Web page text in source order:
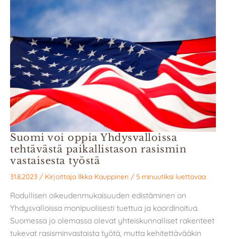
Suomi voi oppia Yhdysvalloissa
tehtävästä paikallistason rasismin
vastaisesta työstä
31.8.2023 / Kirjoittaja Ilkka Kauppinen / 5 minuutiksi luettavaa
Rodullisen oikeudenmukaisuuden edistäminen on
Yhdysvalloissa monipuolisesti tuettua ja koordinoitua.
Suomessa jo olemassa olevat yhteiskunnalliset rakenteet
tukevat rasisminvastaista työtä, mutta kehitettävääkin